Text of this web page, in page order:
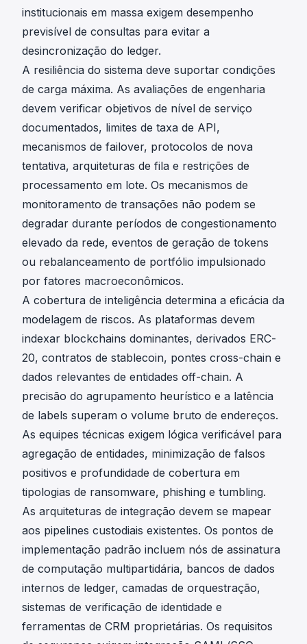
institucionais em massa exigem desempenho
previsível de consultas para evitar a
desincronização do ledger.
A resiliência do sistema deve suportar condições
de carga máxima. As avaliações de engenharia
devem verificar objetivos de nível de serviço
documentados, limites de taxa de API,
mecanismos de failover, protocolos de nova
tentativa, arquiteturas de fila e restrições de
processamento em lote. Os mecanismos de
monitoramento de transações não podem se
degradar durante períodos de congestionamento
elevado da rede, eventos de geração de tokens
ou rebalanceamento de portfólio impulsionado
por fatores macroeconômicos.
A cobertura de inteligência determina a eficácia da
modelagem de riscos. As plataformas devem
indexar blockchains dominantes, derivados ERC-
20, contratos de stablecoin, pontes cross-chain e
dados relevantes de entidades off-chain. A
precisão do agrupamento heurístico e a latência
de labels superam o volume bruto de endereços.
As equipes técnicas exigem lógica verificável para
agregação de entidades, minimização de falsos
positivos e profundidade de cobertura em
tipologias de ransomware, phishing e tumbling.
As arquiteturas de integração devem se mapear
aos pipelines custodiais existentes. Os pontos de
implementação padrão incluem nós de assinatura
de computação multipartidária, bancos de dados
internos de ledger, camadas de orquestração,
sistemas de verificação de identidade e
ferramentas de CRM proprietárias. Os requisitos